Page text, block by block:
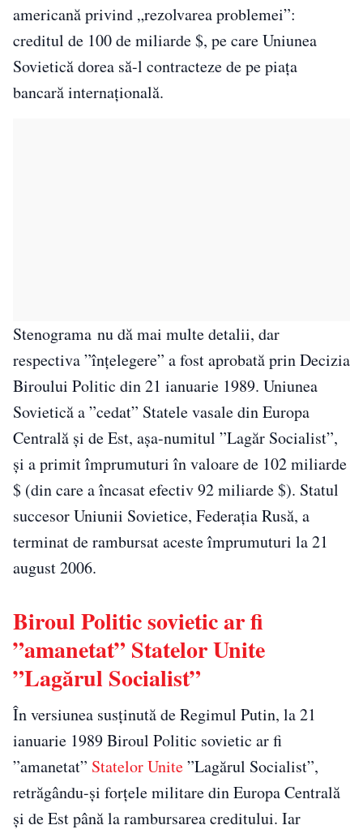
americană privind „rezolvarea problemei”:
creditul de 100 de miliarde $, pe care Uniunea
Sovietică dorea să-l contracteze de pe piața
bancară internațională.
Stenograma nu dă mai multe detalii, dar
respectiva ”înțelegere” a fost aprobată prin Decizia
Biroului Politic din 21 ianuarie 1989. Uniunea
Sovietică a ”cedat” Statele vasale din Europa
Centrală și de Est, așa-numitul ”Lagăr Socialist”,
și a primit împrumuturi în valoare de 102 miliarde
$ (din care a încasat efectiv 92 miliarde $). Statul
succesor Uniunii Sovietice, Federația Rusă, a
terminat de rambursat aceste împrumuturi la 21
august 2006.
Biroul Politic sovietic ar fi
”amanetat” Statelor Unite
”Lagărul Socialist”
În versiunea susținută de Regimul Putin, la 21
ianuarie 1989 Biroul Politic sovietic ar fi
”amanetat” Statelor Unite”Lagărul Socialist”,
retrăgându-și forțele militare din Europa Centrală
și de Est până la rambursarea creditului. Iar